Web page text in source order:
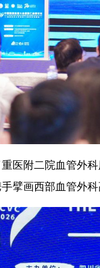
医附二院血管外
擘画西部血管外科